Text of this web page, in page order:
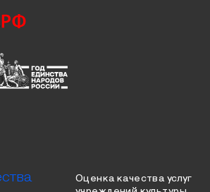
Оценка качества услуг